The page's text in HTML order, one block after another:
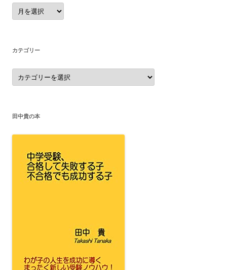
ア
ー
カ
カテゴリー
カ
テ
ゴ
田中貴の本